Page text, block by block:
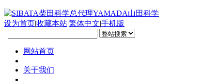
设为首页|收藏本站|繁体中文|手机版
网站首页
关于我们